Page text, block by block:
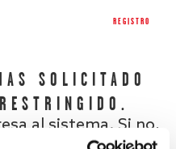
REGISTRO
SOLICITADO
al sistema. Si no,